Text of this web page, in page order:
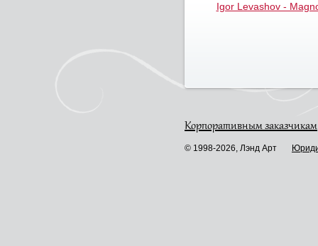
Igor Levashov -
Корпоративным заказчикам
© 1998-2026, Лэнд Арт